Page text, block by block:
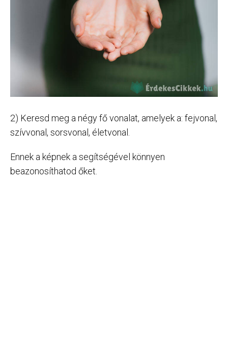
2) Keresd meg a négy fő vonalat, amelyek a: fejvonal,
szívvonal, sorsvonal, életvonal.
Ennek a képnek a segítségével könnyen
beazonosíthatod őket.